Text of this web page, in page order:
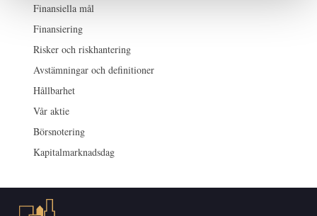
Finansiella mål
Finansiering
Risker och riskhantering
Avstämningar och definitioner
Hållbarhet
Vår aktie
Börsnotering
Kapitalmarknadsdag